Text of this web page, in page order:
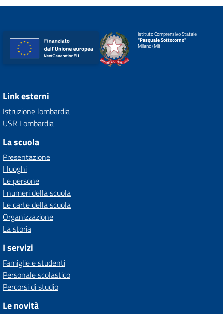
Istituto Comprensivo Statale
"Pasquale Sottocorno"
Milano (MI)
Link esterni
Istruzione lombardia
USR Lombardia
La scuola
Presentazione
I luoghi
Le persone
I numeri della scuola
Le carte della scuola
Organizzazione
La storia
I servizi
Famiglie e studenti
Personale scolastico
Percorsi di studio
Le novità